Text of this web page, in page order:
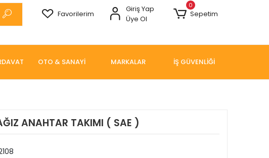
Favorilerim
Giriş Yap
Üye Ol
0
Sepetim
OTO & SANAYİ MARKALAR İŞ GÜVENLİĞİ
ANAHTAR TAKIMI ( SAE )